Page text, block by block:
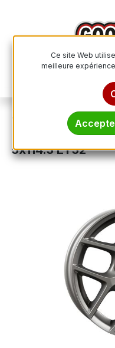
Jantes Jantes en
BORBET
5x114.3 ET32
Ignorer la galerie
Ce site Web
meilleure